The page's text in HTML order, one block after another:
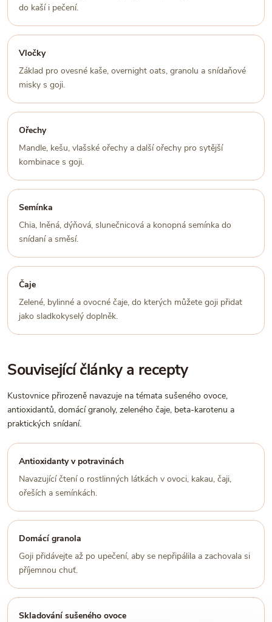
do kaší i pečení.
Vločky
Základ pro ovesné kaše, overnight oats, granolu a snídaňové
misky s goji.
Ořechy
Mandle, kešu, vlašské ořechy a další ořechy pro sytější
kombinace s goji.
Semínka
Chia, lněná, dýňová, slunečnicová a konopná semínka do
snídaní a směsí.
Čaje
Zelené, bylinné a ovocné čaje, do kterých můžete goji přidat
jako sladkokyselý doplněk.
Související články a recepty
Kustovnice přirozeně navazuje na témata sušeného ovoce,
antioxidantů, domácí granoly, zeleného čaje, beta-karotenu a
praktických snídaní.
Antioxidanty v potravinách
Navazující čtení o rostlinných látkách v ovoci, kakau, čaji,
ořeších a semínkách.
Domácí granola
Goji přidávejte až po upečení, aby se nepřipálila a zachovala si
příjemnou chuť.
Skladování sušeného ovoce